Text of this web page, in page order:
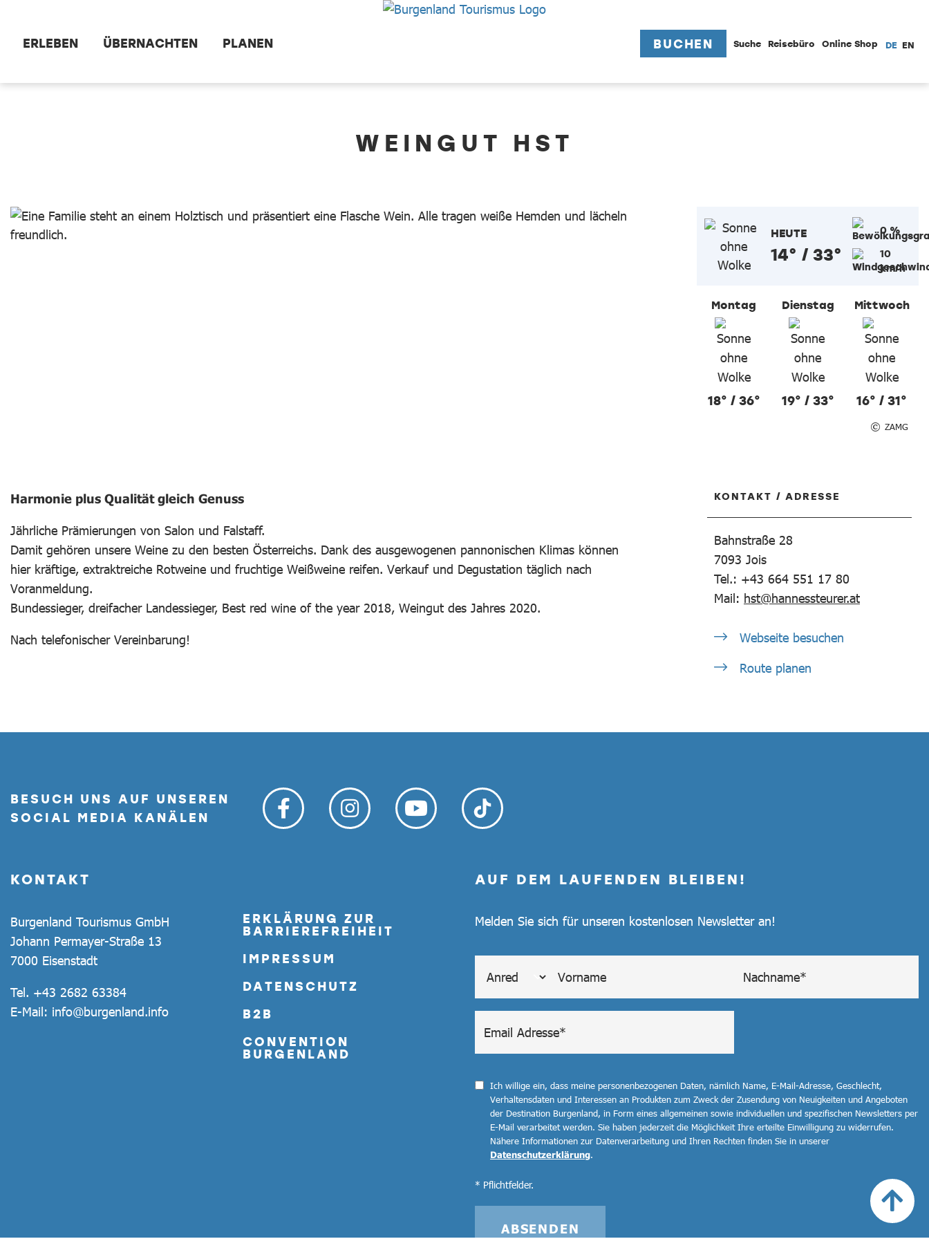
ERLEBEN ÜBERNACHTEN PLANEN BUCHEN Suche Reisebüro Online Shop DE EN
WEINGUT HST
HEUTE
14° / 33°
0 %
10
km/h
Montag
18° / 36°
Dienstag
19° / 33°
Mittwoch
16° / 31°
ZAMG
Harmonie plus Qualität gleich Genuss
Jährliche Prämierungen von Salon und Falstaff.
Damit gehören unsere Weine zu den besten Österreichs. Dank des ausgewogenen pannonischen Klimas können
hier kräftige, extraktreiche Rotweine und fruchtige Weißweine reifen. Verkauf und Degustation täglich nach
Voranmeldung.
Bundessieger, dreifacher Landessieger, Best red wine of the year 2018, Weingut des Jahres 2020.
Nach telefonischer Vereinbarung!
KONTAKT / ADRESSE
Bahnstraße 28
7093 Jois
Tel.: +43 664 551 17 80
Mail: hst@hannessteurer.at
Webseite besuchen
Route planen
BESUCH UNS AUF UNSEREN
SOCIAL MEDIA KANÄLEN
KONTAKT
Burgenland Tourismus GmbH
Johann Permayer-Straße 13
7000 Eisenstadt
Tel. +43 2682 63384
E-Mail: info@burgenland.info
ERKLÄRUNG ZUR
BARRIEREFREIHEIT
IMPRESSUM
DATENSCHUTZ
B2B
CONVENTION
BURGENLAND
AUF DEM LAUFENDEN BLEIBEN!
Melden Sie sich für unseren kostenlosen Newsletter an!
Ich willige ein, dass meine personenbezogenen Daten, nämlich Name, E-Mail-Adresse, Geschlecht,
Verhaltensdaten und Interessen an Produkten zum Zweck der Zusendung von Neuigkeiten und Angeboten
der Destination Burgenland, in Form eines allgemeinen sowie individuellen und spezifischen Newsletters per
E-Mail verarbeitet werden. Sie haben jederzeit die Möglichkeit Ihre erteilte Einwilligung zu widerrufen.
Nähere Informationen zur Datenverarbeitung und Ihren Rechten finden Sie in unserer
Datenschutzerklärung.
* Pflichtfelder.
ABSENDEN